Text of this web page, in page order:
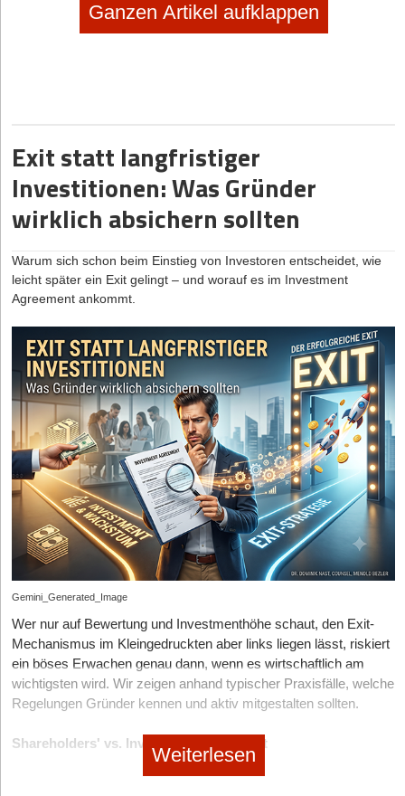
Dann melden Sie sich kostenlos für unserenNewsletter
exklusive Inhalte zu erhalten.
Diese Artikel könnten Sie auch interessieren:
27.02.2026 Rechtsformen
Purpose schlägt Profit? Die GmbV & echte
Alternativen
20.02.2026|Formalitäten
Der Staat als Pre-Seed-Investor
13.02.2026|Rechtsformen
GmbH, UG oder Einzelunternehmen? So finden
Gründer das richtige Fundament für ihr Business
10.02.2026|Steuern
Teures Nachspiel: Pauschalsteuer für exklusive
Team-Events fällt weg
Ganzen Artikel aufklappen
Exit statt langfristiger
Investitionen: Was Gründer
wirklich absichern sollten
Warum sich schon beim Einstieg von Investoren entscheidet, wie
leicht später ein Exit gelingt – und worauf es im Investment
Agreement ankommt.
Gemini_Generated_Image
Wer nur auf Bewertung und Investmenthöhe schaut, den Exit-
Mechanismus im Kleingedruckten aber links liegen lässt, riskiert
ein böses Erwachen genau dann, wenn es wirtschaftlich am
wichtigsten wird. Wir zeigen anhand typischer Praxisfälle, welche
Regelungen Gründer kennen und aktiv mitgestalten sollten.
Shareholders' vs. Investment Agreement
Weiterlesen